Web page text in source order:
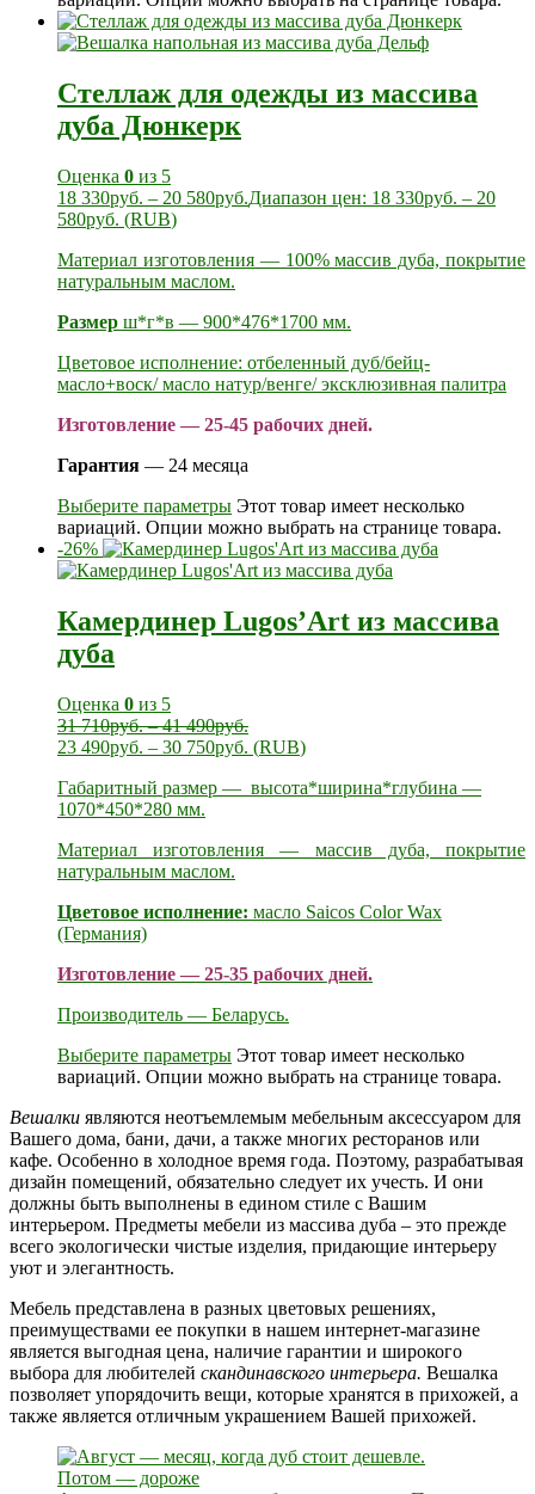
Стеллаж для одежды из массива
дуба Дюнкерк
Оценка 0 из 5
18 330руб. – 20 580руб.Диапазон цен: 18 330руб. – 20
580руб. (RUB)
Материал изготовления — 100% массив дуба, покрытие
натуральным маслом.
Размер ш*г*в — 900*476*1700 мм.
Цветовое исполнение: отбеленный дуб/бейц-
масло+воск/ масло натур/венге/ эксклюзивная палитра
Изготовление — 25-45 рабочих дней.
Гарантия — 24 месяца
Выберите параметры Этот товар имеет несколько
вариаций. Опции можно выбрать на странице товара.
-26%
Камердинер Lugos’Art из массива
дуба
Оценка 0 из 5
31 710руб.–41 490руб.
23 490руб. – 30 750руб. (RUB)
Габаритный размер — высота*ширина*глубина —
1070*450*280 мм.
Материал изготовления — массив дуба, покрытие
натуральным маслом.
Цветовое исполнение: масло Saicos Color Wax
(Германия)
Изготовление — 25-35 рабочих дней.
Производитель — Беларусь.
Выберите параметры Этот товар имеет несколько
вариаций. Опции можно выбрать на странице товара.
Вешалки являются неотъемлемым мебельным аксессуаром для
Вашего дома, бани, дачи, а также многих ресторанов или
кафе. Особенно в холодное время года. Поэтому, разрабатывая
дизайн помещений, обязательно следует их учесть. И они
должны быть выполнены в едином стиле с Вашим
интерьером. Предметы мебели из массива дуба – это прежде
всего экологически чистые изделия, придающие интерьеру
уют и элегантность.
Мебель представлена в разных цветовых решениях,
преимуществами ее покупки в нашем интернет-магазине
является выгодная цена, наличие гарантии и широкого
выбора для любителей скандинавского интерьера. Вешалка
позволяет упорядочить вещи, которые хранятся в прихожей, а
также является отличным украшением Вашей прихожей.